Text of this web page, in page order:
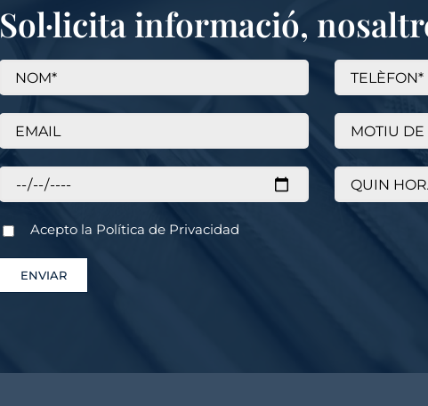
Sol·licita informació,
Acepto la Política de Privacidad